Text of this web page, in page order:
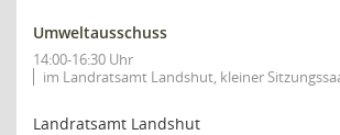
Umweltausschuss
14:00-16:30 Uhr
im Landratsamt Landshut, kleiner
Landratsamt Landshut